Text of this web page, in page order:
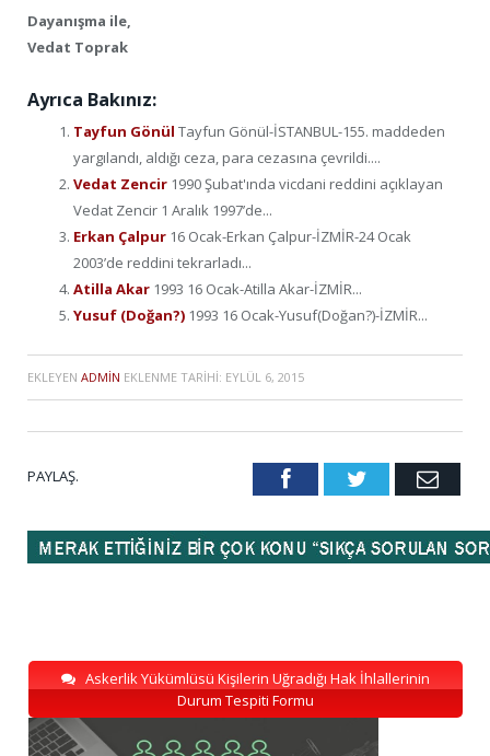
Dayanışma ile,
Vedat Toprak
Ayrıca Bakınız:
Tayfun Gönül Tayfun Gönül-İSTANBUL-155. maddeden
yargılandı, aldığı ceza, para cezasına çevrildi....
Vedat Zencir 1990 Şubat'ında vicdani reddini açıklayan
Vedat Zencir 1 Aralık 1997’de...
Erkan Çalpur 16 Ocak-Erkan Çalpur-İZMİR-24 Ocak
2003’de reddini tekrarladı...
Atilla Akar 1993 16 Ocak-Atilla Akar-İZMİR...
Yusuf (Doğan?) 1993 16 Ocak-Yusuf(Doğan?)-İZMİR...
EKLEYEN ADMIN EKLENME TARIHI: EYLÜL 6, 2015
PAYLAŞ. FacebookTwitter Email
Askerlik Yükümlüsü Kişilerin Uğradığı Hak İhlallerinin
Durum Tespiti Formu